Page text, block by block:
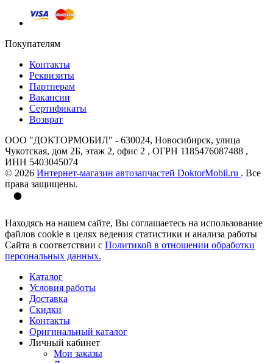
Покупателям
Контакты
Реквизиты
Партнерам
Вакансии
Сертификаты
Возврат
ООО "ДОКТОРМОБИЛ" - 630024, Новосибирск, улица
Чукотская, дом 2Б, этаж 2, офис 2 , ОГРН 1185476087488 ,
ИНН 5403045074
© 2026 Интернет-магазин автозапчастей DoktorMobil.ru . Все
права защищены.
Находясь на нашем сайте, Вы соглашаетесь на использование
файлов cookie в целях ведения статистики и анализа работы
Сайта в соответствии с Политикой в отношении обработки
персональных данных.
Каталог
Условия работы
Доставка
Скидки
Контакты
Оригинальный каталог
Личный кабинет
Мои заказы